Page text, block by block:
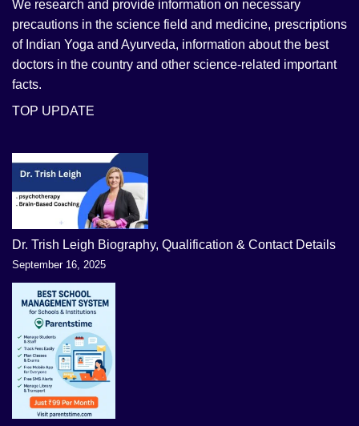
We research and provide information on necessary
precautions in the science field and medicine, prescriptions
of Indian Yoga and Ayurveda, information about the best
doctors in the country and other science-related important
facts.
TOP UPDATE
Dr. Trish Leigh Biography, Qualification & Contact Details
September 16, 2025